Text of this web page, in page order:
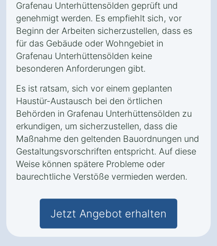
Grafenau Unterhüttensölden geprüft und
genehmigt werden. Es empfiehlt sich, vor
Beginn der Arbeiten sicherzustellen, dass es
für das Gebäude oder Wohngebiet in
Grafenau Unterhüttensölden keine
besonderen Anforderungen gibt.
Es ist ratsam, sich vor einem geplanten
Haustür-Austausch bei den örtlichen
Behörden in Grafenau Unterhüttensölden zu
erkundigen, um sicherzustellen, dass die
Maßnahme den geltenden Bauordnungen und
Gestaltungsvorschriften entspricht. Auf diese
Weise können spätere Probleme oder
baurechtliche Verstöße vermieden werden.
Jetzt Angebot erhalten